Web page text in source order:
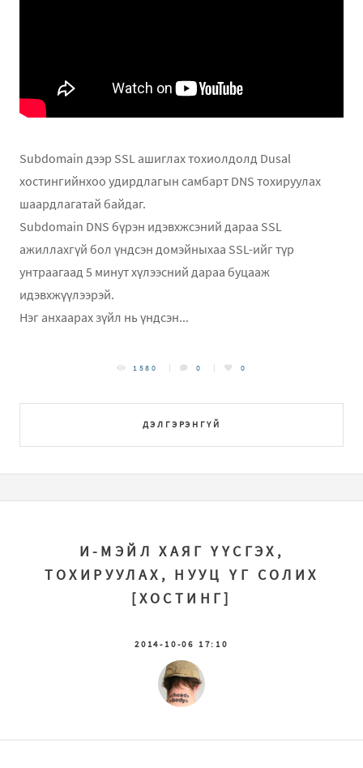
Subdomain дээр SSL ашиглах тохиолдолд Dusal
хостингийнхоо удирдлагын самбарт DNS тохируулах
шаардлагатай байдаг.
Subdomain DNS бүрэн идэвхжсэний дараа SSL
ажиллахгүй бол үндсэн домэйныхаа SSL-ийг түр
унтраагаад 5 минут хүлээсний дараа буцааж
идэвхжүүлээрэй.
Нэг анхаарах зүйл нь үндсэн...
ДЭЛГЭРЭНГҮЙ
1580 0 0
И-МЭЙЛ ХАЯГ ҮҮСГЭХ,
ТОХИРУУЛАХ, НУУЦ ҮГ СОЛИХ
[ХОСТИНГ]
2014-10-06 17:10